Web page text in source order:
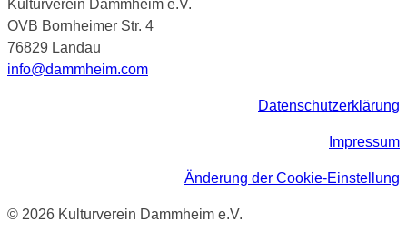
Kulturverein Dammheim e.V.
OVB Bornheimer Str. 4
76829 Landau
info@dammheim.com
Datenschutzerklärung
Impressum
Änderung der Cookie-Einstellung
© 2026 Kulturverein Dammheim e.V.